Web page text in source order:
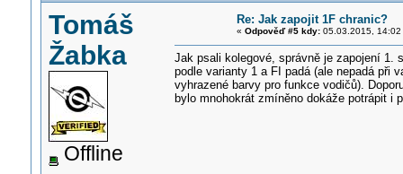
Tomáš
Žabka
Offline
Re: Jak zapojit 1F chranic?
« Odpověď #5 kdy:05.03.2015, 14:02
Jak psali kolegové, správně je zapojení 1.
podle varianty 1 a FI padá (ale nepadá při
vyhrazené barvy pro funkce vodičů).
bylo mnohokrát zmíněno dokáže potrápit